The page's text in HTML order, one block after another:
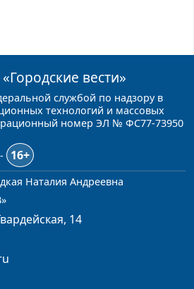
«Городские вести»
службой по надзору в
технологий и массовых
номер ЭЛ № ФС77-73950
16+
Наталия Андреевна
14